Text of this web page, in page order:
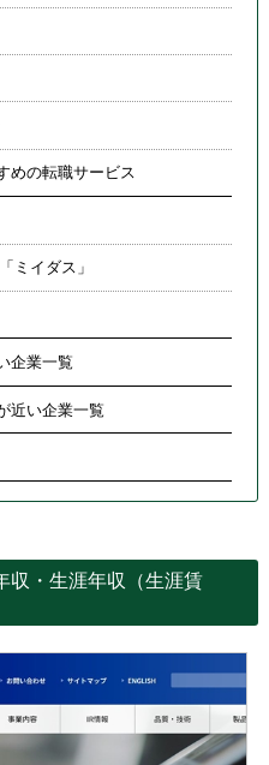
めの転職サービス
ミイダス」
企業一覧
近い企業一覧
収・生涯年収（生涯賃